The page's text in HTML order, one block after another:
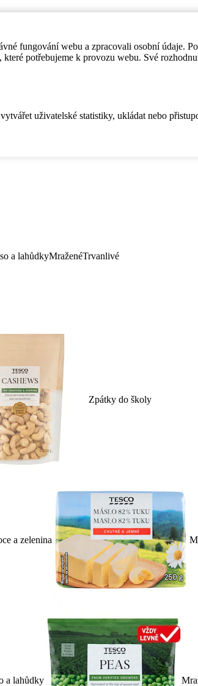
fungování webu a zpracovali osobní údaje.
potřebujeme k provozu webu. Své
uživatelské statistiky, ukládat nebo
a lahůdkyMraženéTrvanlivé
Zpátky do školy
a zelenina
a lahůdky